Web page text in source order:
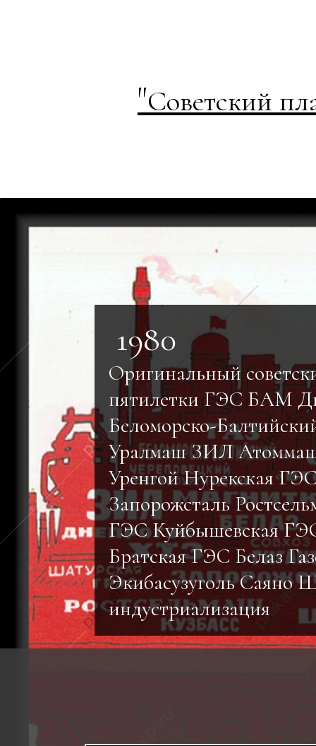
"Советский
1980
Оригинальный
пятилетки ГЭС БАМ
Беломорско-
Уралмаш ЗИЛ
Уренгой Нурекская
Запорожсталь
ГЭС Куйбышевская
Братская ГЭС Белаз
Экибасузуголь Саяно
индустриализация